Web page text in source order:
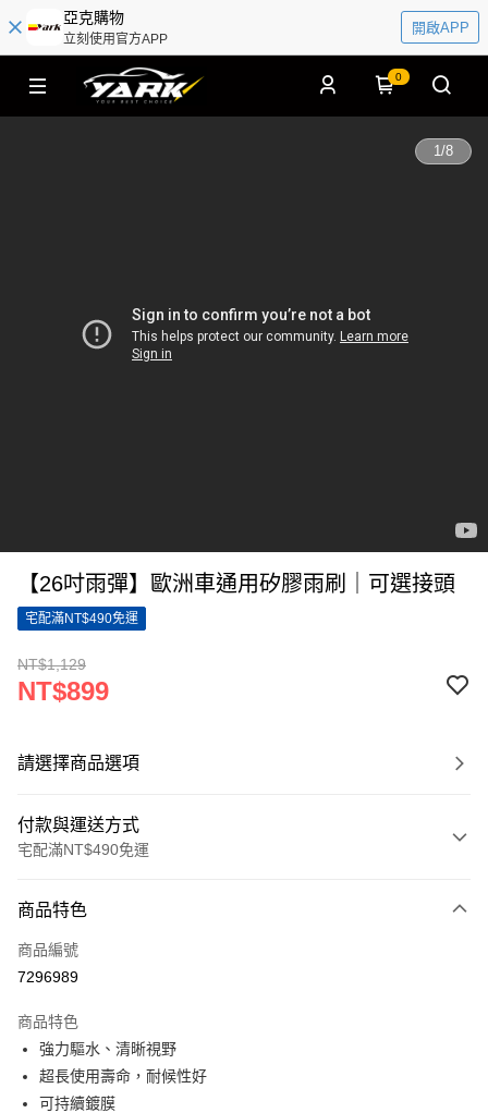
亞克購物
立刻使用官方APP
開啟APP
0
1/8
【26吋雨彈】歐洲車通用矽膠雨刷｜可選接頭
宅配滿NT$490免運
NT$1,129
NT$899
請選擇商品選項
付款與運送方式
宅配滿NT$490免運
信用卡一次付款
LINE Pay
街口支付
悠遊付
商品特色
商品編號
7296989
商品特色
強力驅水、清晰視野
超長使用壽命，耐候性好
可持續鍍膜